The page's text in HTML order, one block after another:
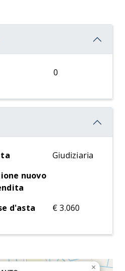
0
Giudiziaria
nuovo
d'asta
€ 3.060
×